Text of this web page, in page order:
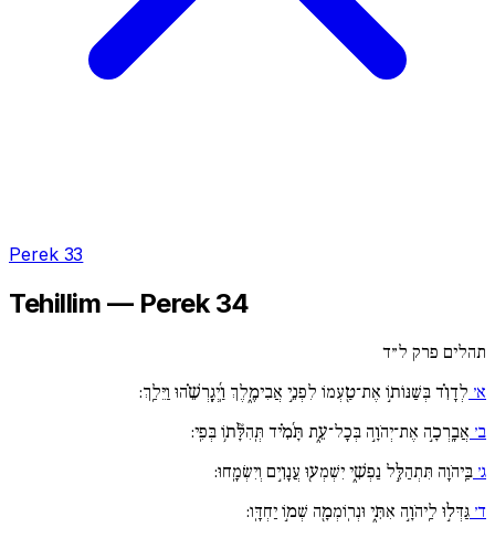
Perek 33
Tehillim — Perek 34
תהלים פרק ל״ד
א׳ לְדָוִ֗ד בְּשַׁנּוֹת֣וֹ אֶת־טַ֖עְמוֹ לִפְנֵ֣י אֲבִימֶ֑לֶךְ וַֽ֜יְגָֽרְשֵׁ֗הוּ וַיֵּלַֽךְ:
ב׳ אֲבָֽרְכָ֣ה אֶת־יְהֹוָ֣ה בְּכָל־עֵ֑ת תָּ֜מִ֗יד תְּֽהִלָּ֘ת֥וֹ בְּפִֽי:
ג׳ בַּֽיהֹוָה תִּתְהַלֵּ֣ל נַפְשִׁ֑י יִשְׁמְע֖וּ עֲנָוִ֣ים וְיִשְׂמָֽחוּ:
ד׳ גַּדְּל֣וּ לַֽיהֹוָ֣ה אִתִּ֑י וּנְרֽוֹמְמָ֖ה שְׁמ֣וֹ יַחְדָּֽו: